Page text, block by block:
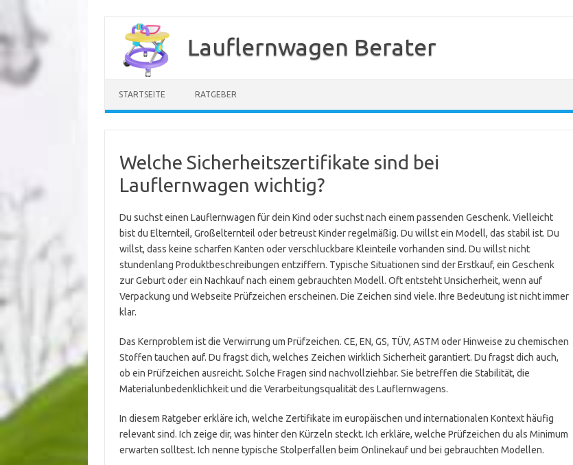
springen
Lauflernwagen Berater
STARTSEITE RATGEBER
Welche Sicherheitszertifikate sind bei
Lauflernwagen wichtig?
Du suchst einen Lauflernwagen für dein Kind oder suchst nach einem passenden Geschenk. Vielleicht
bist du Elternteil, Großelternteil oder betreust Kinder regelmäßig. Du willst ein Modell, das stabil ist. Du
willst, dass keine scharfen Kanten oder verschluckbare Kleinteile vorhanden sind. Du willst nicht
stundenlang Produktbeschreibungen entziffern. Typische Situationen sind der Erstkauf, ein Geschenk
zur Geburt oder ein Nachkauf nach einem gebrauchten Modell. Oft entsteht Unsicherheit, wenn auf
Verpackung und Webseite Prüfzeichen erscheinen. Die Zeichen sind viele. Ihre Bedeutung ist nicht immer
klar.
Das Kernproblem ist die Verwirrung um Prüfzeichen. CE, EN, GS, TÜV, ASTM oder Hinweise zu chemischen
Stoffen tauchen auf. Du fragst dich, welches Zeichen wirklich Sicherheit garantiert. Du fragst dich auch,
ob ein Prüfzeichen ausreicht. Solche Fragen sind nachvollziehbar. Sie betreffen die Stabilität, die
Materialunbedenklichkeit und die Verarbeitungsqualität des Lauflernwagens.
In diesem Ratgeber erkläre ich, welche Zertifikate im europäischen und internationalen Kontext häufig
relevant sind. Ich zeige dir, was hinter den Kürzeln steckt. Ich erkläre, welche Prüfzeichen du als Minimum
erwarten solltest. Ich nenne typische Stolperfallen beim Onlinekauf und bei gebrauchten Modellen.